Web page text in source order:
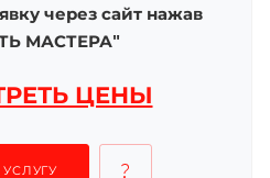
через сайт нажав
МАСТЕРА"
ЦЕНЫ
УСЛУГУ